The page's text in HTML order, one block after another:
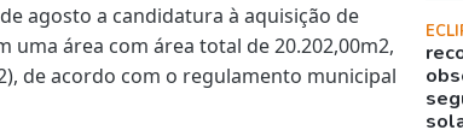
agosto a candidatura à aquisição de
área com área total de 20.202,00m2,
de acordo com o regulamento municipal